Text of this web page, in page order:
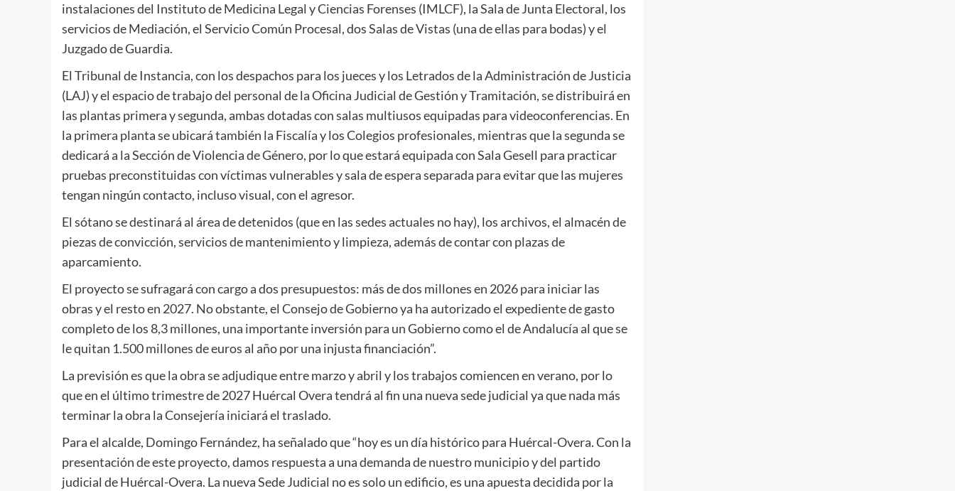
instalaciones del Instituto de Medicina Legal y Ciencias Forenses (IMLCF), la Sala de Junta Electoral, los
servicios de Mediación, el Servicio Común Procesal, dos Salas de Vistas (una de ellas para bodas) y el
Juzgado de Guardia.
El Tribunal de Instancia, con los despachos para los jueces y los Letrados de la Administración de Justicia
(LAJ) y el espacio de trabajo del personal de la Oficina Judicial de Gestión y Tramitación, se distribuirá en
las plantas primera y segunda, ambas dotadas con salas multiusos equipadas para videoconferencias. En
la primera planta se ubicará también la Fiscalía y los Colegios profesionales, mientras que la segunda se
dedicará a la Sección de Violencia de Género, por lo que estará equipada con Sala Gesell para practicar
pruebas preconstituidas con víctimas vulnerables y sala de espera separada para evitar que las mujeres
tengan ningún contacto, incluso visual, con el agresor.
El sótano se destinará al área de detenidos (que en las sedes actuales no hay), los archivos, el almacén de
piezas de convicción, servicios de mantenimiento y limpieza, además de contar con plazas de
aparcamiento.
El proyecto se sufragará con cargo a dos presupuestos: más de dos millones en 2026 para iniciar las
obras y el resto en 2027. No obstante, el Consejo de Gobierno ya ha autorizado el expediente de gasto
completo de los 8,3 millones, una importante inversión para un Gobierno como el de Andalucía al que se
le quitan 1.500 millones de euros al año por una injusta financiación”.
La previsión es que la obra se adjudique entre marzo y abril y los trabajos comiencen en verano, por lo
que en el último trimestre de 2027 Huércal Overa tendrá al fin una nueva sede judicial ya que nada más
terminar la obra la Consejería iniciará el traslado.
Para el alcalde, Domingo Fernández, ha señalado que “hoy es un día histórico para Huércal-Overa. Con la
presentación de este proyecto, damos respuesta a una demanda de nuestro municipio y del partido
judicial de Huércal-Overa. La nueva Sede Judicial no es solo un edificio, es una apuesta decidida por la